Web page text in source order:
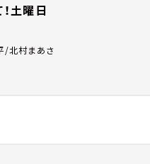
土曜日
/北村まあさ